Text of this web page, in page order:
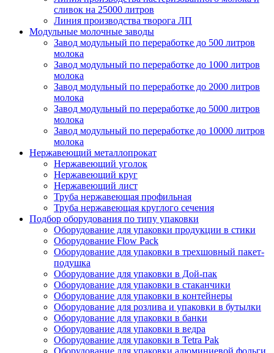
сливок на 25000 литров
Линия производства творога ЛП
Модульные молочные заводы
Завод модульный по переработке до 500 литров
молока
Завод модульный по переработке до 1000 литров
молока
Завод модульный по переработке до 2000 литров
молока
Завод модульный по переработке до 5000 литров
молока
Завод модульный по переработке до 10000 литров
молока
Нержавеющий металлопрокат
Нержавеющий уголок
Нержавеющий круг
Нержавеющий лист
Труба нержавеющая профильная
Труба нержавеющая круглого сечения
Подбор оборудования по типу упаковки
Оборудование для упаковки продукции в стики
Оборудование Flow Pack
Оборудование для упаковки в трехшовный пакет-
подушка
Оборудование для упаковки в Дой-пак
Оборудование для упаковки в стаканчики
Оборудование для упаковки в контейнеры
Оборудование для розлива и упаковки в бутылки
Оборудование для упаковки в банки
Оборудование для упаковки в ведра
Оборудование для упаковки в Tetra Pak
Оборудование для упаковки алюминиевой фольги